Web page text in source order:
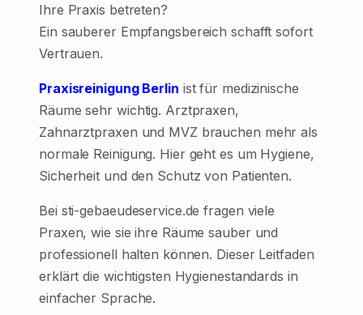
Ihre Praxis betreten?
Ein sauberer Empfangsbereich schafft sofort
Vertrauen.
Praxisreinigung Berlin ist für medizinische
Räume sehr wichtig. Arztpraxen,
Zahnarztpraxen und MVZ brauchen mehr als
normale Reinigung. Hier geht es um Hygiene,
Sicherheit und den Schutz von Patienten.
Bei sti-gebaeudeservice.de fragen viele
Praxen, wie sie ihre Räume sauber und
professionell halten können. Dieser Leitfaden
erklärt die wichtigsten Hygienestandards in
einfacher Sprache.